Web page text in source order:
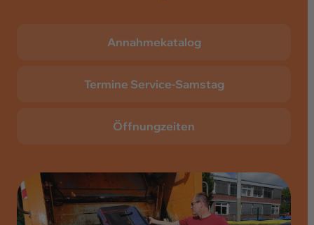
Annahmekatalog
Termine Service-Samstag
Öffnungzeiten